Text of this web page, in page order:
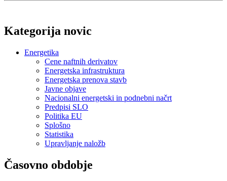
Kategorija novic
Energetika
Cene naftnih derivatov
Energetska infrastruktura
Energetska prenova stavb
Javne objave
Nacionalni energetski in podnebni načrt
Predpisi SLO
Politika EU
Splošno
Statistika
Upravljanje naložb
Časovno obdobje